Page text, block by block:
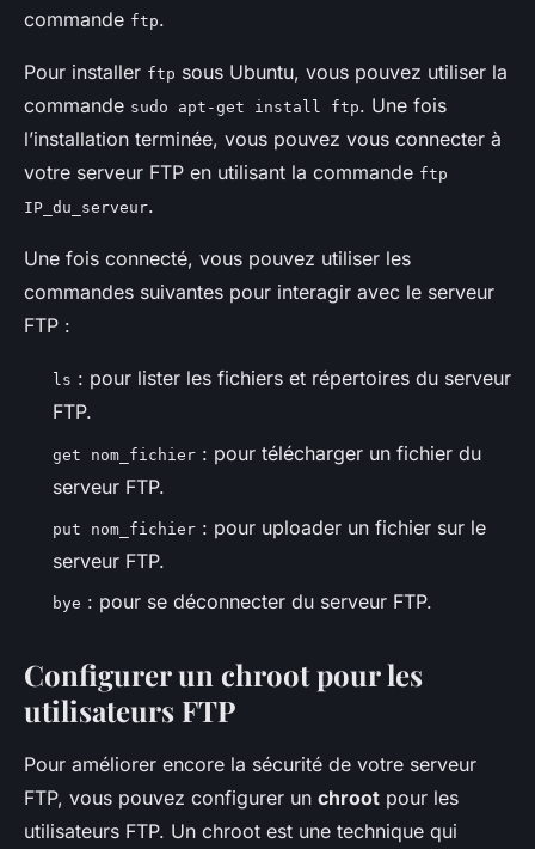
commande ftp.
Pour installer ftp sous Ubuntu, vous pouvez utiliser la
commande sudo apt-get install ftp. Une fois
l’installation terminée, vous pouvez vous connecter à
votre serveur FTP en utilisant la commande ftp
IP_du_serveur.
Une fois connecté, vous pouvez utiliser les
commandes suivantes pour interagir avec le serveur
FTP :
ls : pour lister les fichiers et répertoires du serveur
FTP.
get nom_fichier : pour télécharger un fichier du
serveur FTP.
put nom_fichier : pour uploader un fichier sur le
serveur FTP.
bye : pour se déconnecter du serveur FTP.
Configurer un chroot pour les
utilisateurs FTP
Pour améliorer encore la sécurité de votre serveur
FTP, vous pouvez configurer un chroot pour les
utilisateurs FTP. Un chroot est une technique qui